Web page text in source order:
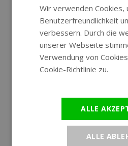
Wir verwenden Cookies,
Benutzerfreundlichkeit
verbessern. Durch die
unserer Webseite
Verwendung von
Cookie-Richtlinie zu.
ALLE
ALLE